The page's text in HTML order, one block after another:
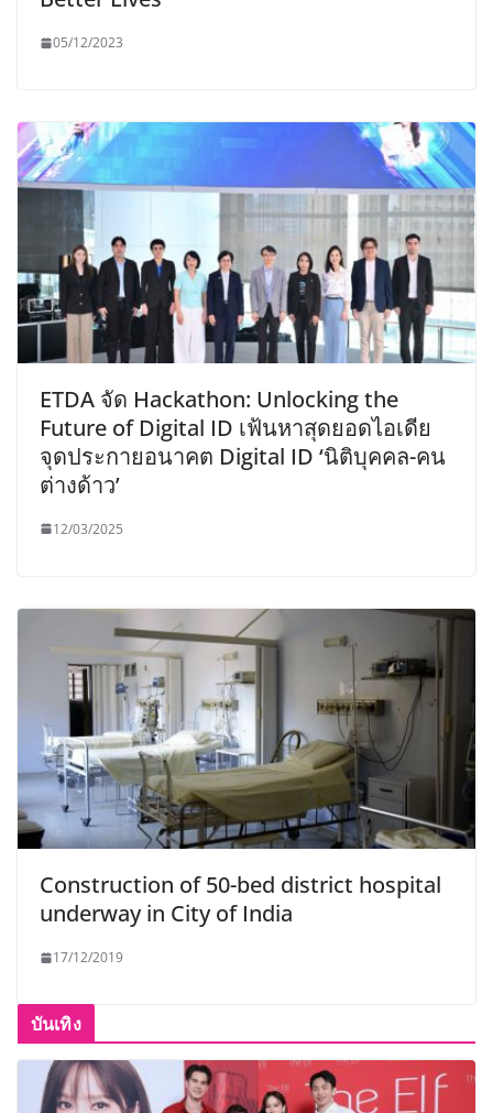
05/12/2023
ETDA จัด Hackathon: Unlocking the
Future of Digital ID เฟ้นหาสุดยอดไอเดีย
จุดประกายอนาคต Digital ID ‘นิติบุคคล-คน
ต่างด้าว’
12/03/2025
Construction of 50-bed district hospital
underway in City of India
17/12/2019
บันเทิง